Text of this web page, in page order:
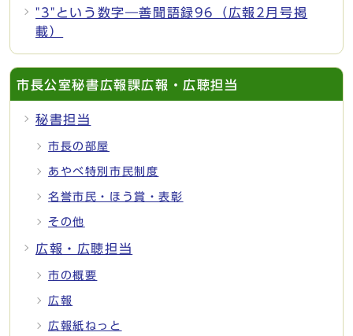
"3"という数字―善聞語録96（広報2月号掲
載）
市長公室秘書広報課広報・広聴担当
秘書担当
市長の部屋
あやべ特別市民制度
名誉市民・ほう賞・表彰
その他
広報・広聴担当
市の概要
広報
広報紙ねっと